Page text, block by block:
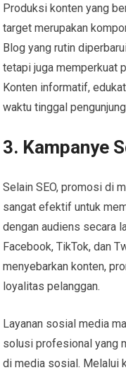
Produksi konten yang
target merupakan
Blog yang rutin
tetapi juga memperkuat
Konten informatif,
waktu tinggal
3. Kampanye
Selain SEO, promosi di
sangat efektif untuk
dengan audiens secara
Facebook, TikTok, dan
menyebarkan konten,
loyalitas pelanggan.
Layanan sosial media
solusi profesional yang
di media sosial. Melalui